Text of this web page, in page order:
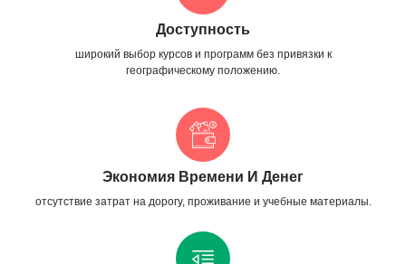
Доступность
широкий выбор курсов и программ без привязки к
географическому положению.
Экономия Времени И Денег
отсутствие затрат на дорогу, проживание и учебные материалы.